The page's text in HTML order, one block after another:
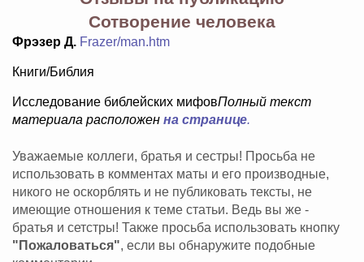
Сотворение человека
Фрэзер Д. Frazer/man.htm
Книги/Библия
Исследование библейских мифовПолный текст
материала расположен на странице.
Уважаемые коллеги, братья и сестры! Просьба не
использовать в комментах маты и его производные,
никого не оскорблять и не публиковать тексты, не
имеющие отношения к теме статьи. Ведь вы же -
братья и сетстры! Также просьба использовать кнопку
"Пожаловаться", если вы обнаружите подобные